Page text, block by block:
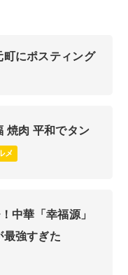
町にポスティング
焼肉 平和でタン
メ
中華「幸福源」
最強すぎた